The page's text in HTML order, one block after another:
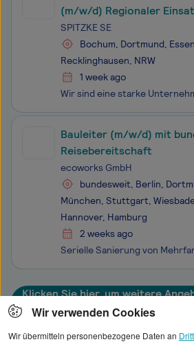
(m/w/d) Regionaler
SPITZKE SE
Bochum, Dortmund,
Recklinghausen, NRW
1 week ago
Bauleiter (m/w/d) mit
Reisebereitschaft
ecoworks GmbH
bundesweit, Berlin,
München, Stuttgart,
Hannover, Hamburg
2 weeks ago
Klicken Sie hier, um weitere
Wir verwenden Cookies
Wir übermitteln personenbezogene Daten an